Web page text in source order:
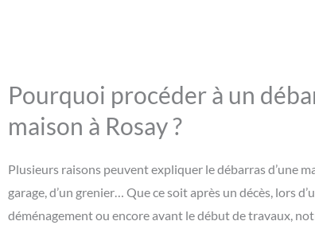
Pourquoi procéder à un
maison à Rosay ?
Plusieurs raisons peuvent expliquer le débarras d’une
garage, d’un grenier… Que ce soit après un décès, lors
déménagement ou encore avant le début de travaux,